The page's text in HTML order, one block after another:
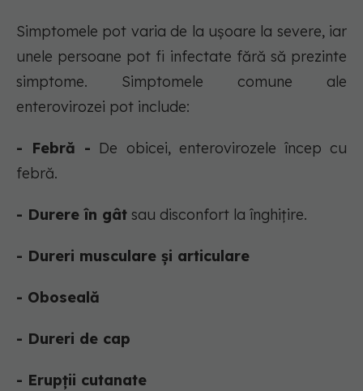
Simptomele pot varia de la ușoare la severe, iar
unele persoane pot fi infectate fără să prezinte
simptome. Simptomele comune ale
enterovirozei pot include:
- Febră - De obicei, enterovirozele încep cu
febră.
- Durere în gât sau disconfort la înghițire.
- Dureri musculare și articulare
- Oboseală
- Dureri de cap
- Erupții cutanate